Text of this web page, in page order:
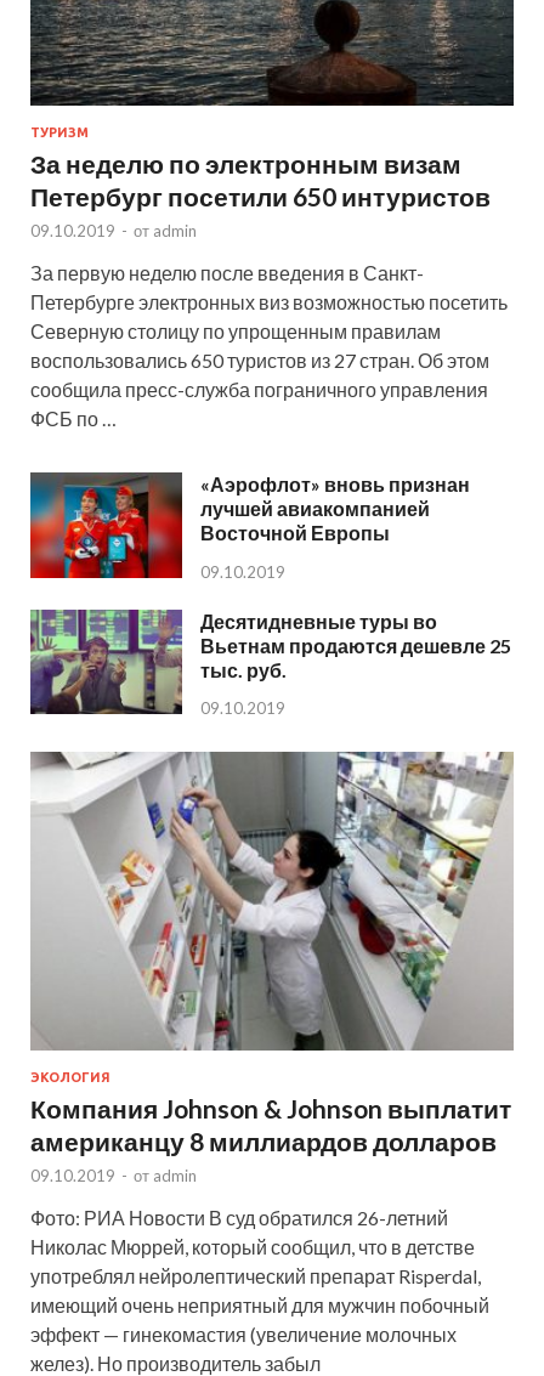
ТУРИЗМ
За неделю по электронным визам
Петербург посетили 650 интуристов
09.10.2019 - от admin
За первую неделю после введения в Санкт-
Петербурге электронных виз возможностью посетить
Северную столицу по упрощенным правилам
воспользовались 650 туристов из 27 стран. Об этом
сообщила пресс-служба пограничного управления
ФСБ по …
«Аэрофлот» вновь признан
лучшей авиакомпанией
Восточной Европы
09.10.2019
Десятидневные туры во
Вьетнам продаются дешевле 25
тыс. руб.
09.10.2019
ЭКОЛОГИЯ
Компания Johnson & Johnson выплатит
американцу 8 миллиардов долларов
09.10.2019 - от admin
Фото: РИА Новости В суд обратился 26-летний
Николас Мюррей, который сообщил, что в детстве
употреблял нейролептический препарат Risperdal,
имеющий очень неприятный для мужчин побочный
эффект — гинекомастия (увеличение молочных
желез). Но производитель забыл